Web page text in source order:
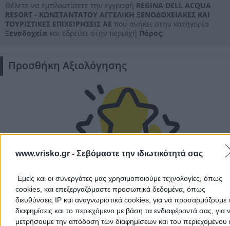
www.vrisko.gr - Σεβόμαστε την ιδιωτικότητά σας
Εμείς και οι συνεργάτες μας χρησιμοποιούμε τεχνολογίες, όπως
cookies, και επεξεργαζόμαστε προσωπικά δεδομένα, όπως
διευθύνσεις IP και αναγνωριστικά cookies, για να προσαρμόζουμε
διαφημίσεις και το περιεχόμενο με βάση τα ενδιαφέροντά σας, για
μετρήσουμε την απόδοση των διαφημίσεων και του περιεχομένου
Θέλετε να εμπλουτίσετε την εγγραφή REGINA DELL ACQUA
RESORT - ΚΩΝΣΤΑΝΤΑΤΟΥ ΑΓΓΕΛIKH ΞΕΝΟΔΟΧΕΙΑΚΕΣ ΚΑΙ
ΤΟΥΡΙΣΤΙΚΕΣ ΕΠΙΧΕΙΡΗΣΕΙΣ ΑΕ που ανήκει στην κατηγορία
Ξενοδοχεία και εδρεύει στην περιοχή Πόρος;
Προσθήκη Αξιολόγησης
Αυτός ο επαγγελματίας δεν έχει λάβει ακόμα καμία
αξιολόγηση. Γίνετε ο πρώτος που θα μοιραστεί την
του και βοηθήστε άλλους χρήστες να κάνουν τη σωστή
επιλογή!